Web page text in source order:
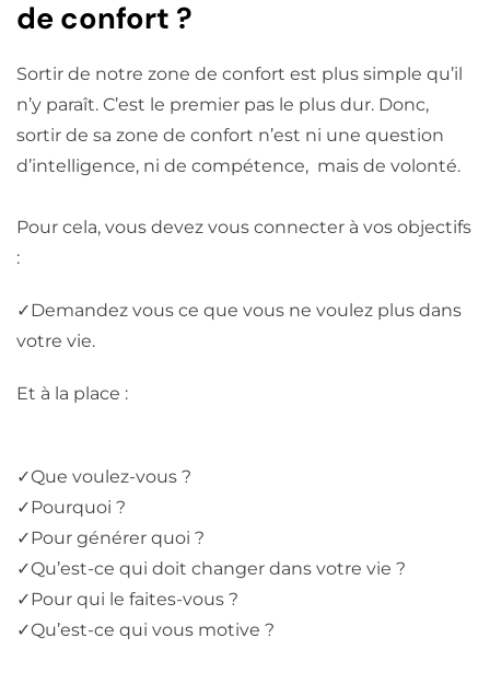
de confort ?
Sortir de notre zone de confort est plus simple qu’il
n’y paraît. C’est le premier pas le plus dur. Donc,
sortir de sa zone de confort n’est ni une question
d’intelligence, ni de compétence, mais de volonté.
Pour cela, vous devez vous connecter à vos objectifs
:
✓Demandez vous ce que vous ne voulez plus dans
votre vie.
Et à la place :
✓Que voulez-vous ?
✓Pourquoi ?
✓Pour générer quoi ?
✓Qu’est-ce qui doit changer dans votre vie ?
✓Pour qui le faites-vous ?
✓Qu’est-ce qui vous motive ?